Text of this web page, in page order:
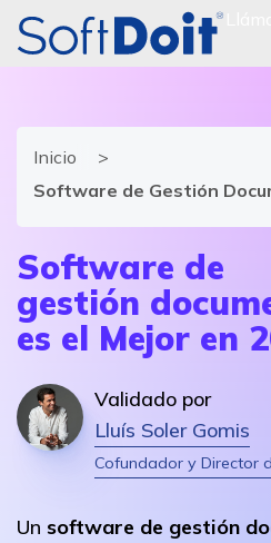
Inicio
Software de Gestión
Software de
gestión
es el Mejor en
Validado por
Lluís Soler Gomis
Cofundador y Director
Un software de gestión